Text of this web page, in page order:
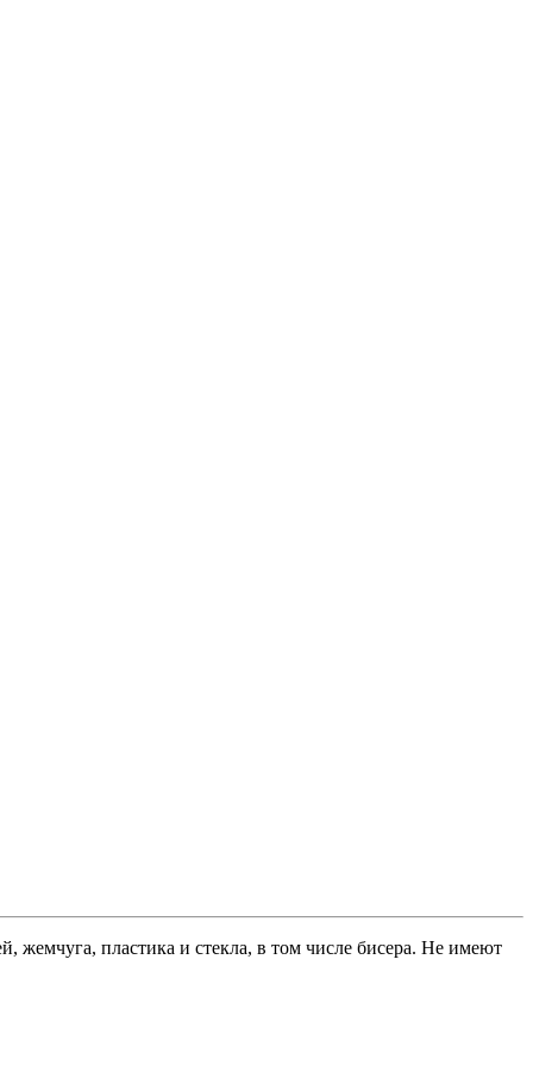
пластика и стекла, в том числе бисера. Не имеют